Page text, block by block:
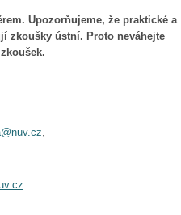
Upozorňujeme, že praktické a
zkoušky ústní. Proto neváhejte